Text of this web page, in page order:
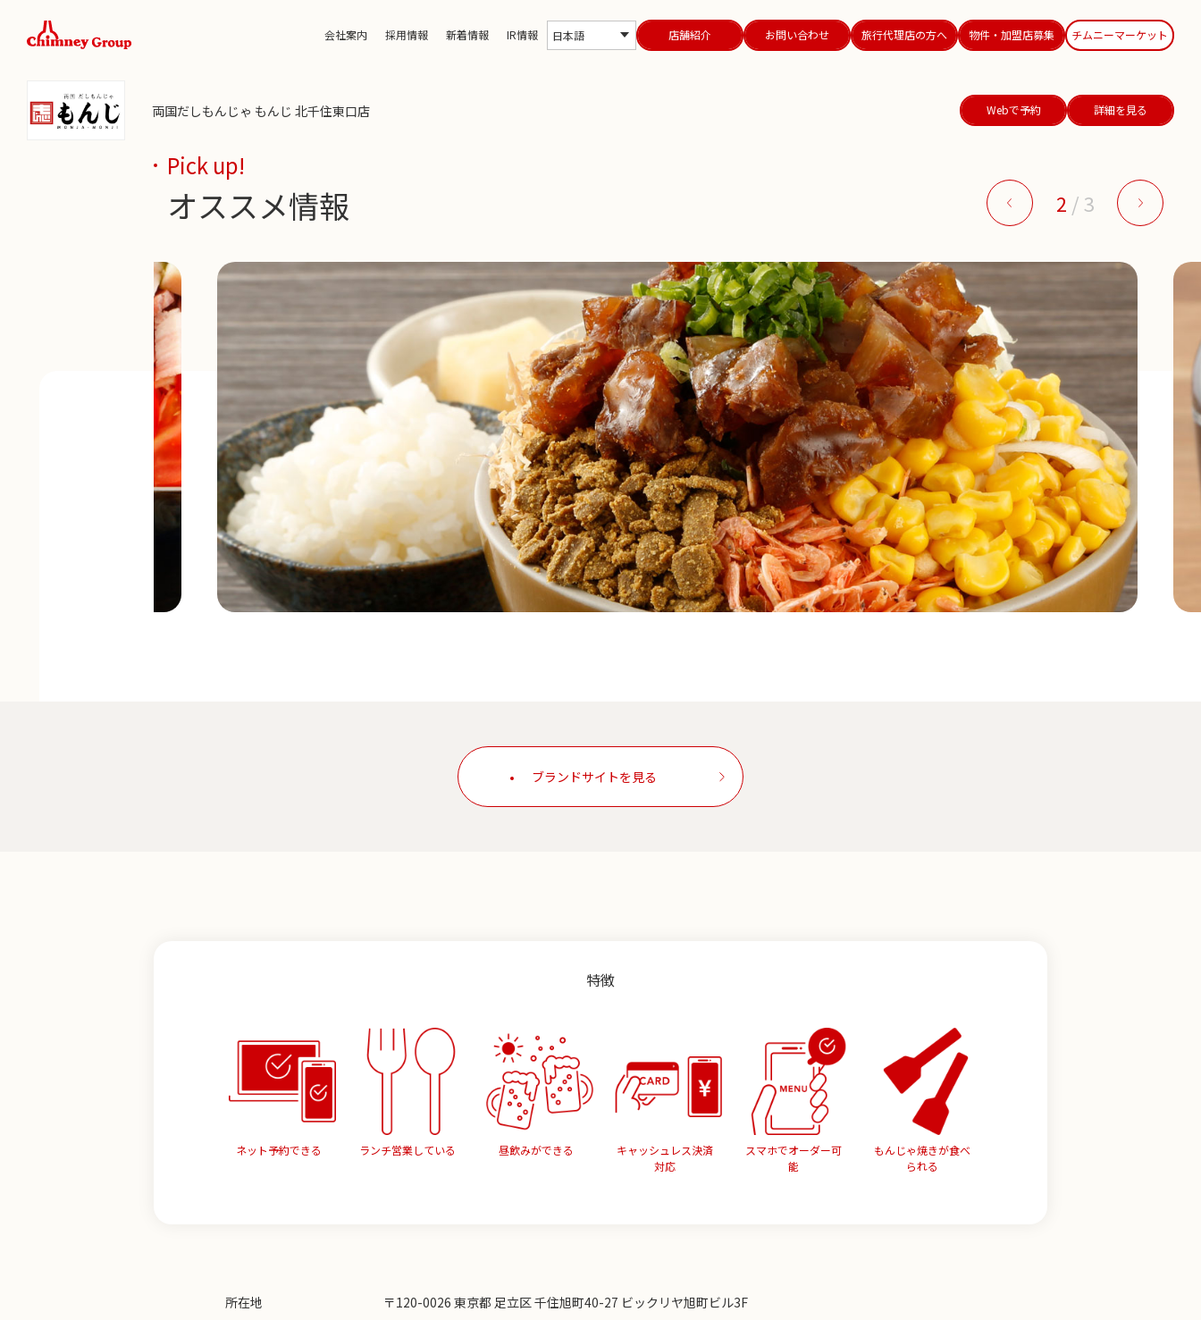
会社案内 採用情報 新着情報 IR情報 日本語 店舗紹介 お問い合わせ 旅行代理店の方へ 物件・加盟店募集 チムニーマーケット
両国だしもんじゃ もんじ 北千住東口店 Webで予約 詳細を見る
Pick up!
オススメ情報 2 /3
ブランドサイトを見る
特徴
ネット予約できる ランチ営業している 昼飲みができる
キャッシュレス決済
対応
スマホでオーダー可
能
もんじゃ焼きが食べ
られる
所在地 〒120-0026 東京都 足立区 千住旭町40-27 ビックリヤ旭町ビル3F